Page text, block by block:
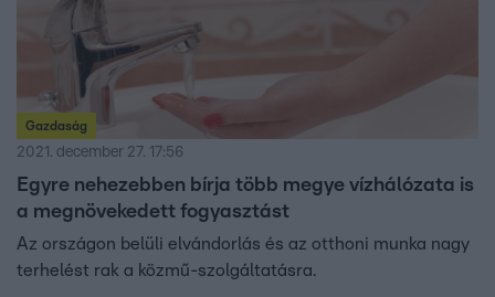
Gazdaság
2021. december 27. 17:56
Egyre nehezebben bírja több megye vízhálózata is
a megnövekedett fogyasztást
Az országon belüli elvándorlás és az otthoni munka nagy
terhelést rak a közmű-szolgáltatásra.